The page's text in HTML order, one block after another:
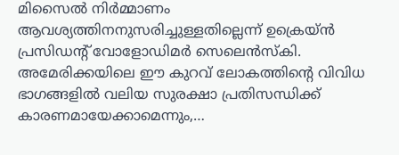
മിസൈൽ നിർമ്മാണം
ആവശ്യത്തിനനുസരിച്ചുള്ളതില്ലെന്ന് ഉക്രെയ്ൻ
പ്രസിഡന്റ് വോളോഡിമർ സെലെൻസ്‌കി.
അമേരിക്കയിലെ ഈ കുറവ് ലോകത്തിന്റെ വിവിധ
ഭാഗങ്ങളിൽ വലിയ സുരക്ഷാ പ്രതിസന്ധിക്ക്
കാരണമായേക്കാമെന്നും,…